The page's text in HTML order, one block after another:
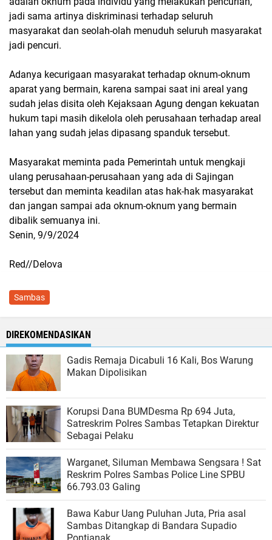
jadi sama artinya diskriminasi terhadap seluruh
masyarakat dan seolah-olah menuduh seluruh masyarakat
jadi pencuri.
Adanya kecurigaan masyarakat terhadap oknum-oknum
aparat yang bermain, karena sampai saat ini areal yang
sudah jelas disita oleh Kejaksaan Agung dengan kekuatan
hukum tapi masih dikelola oleh perusahaan terhadap areal
lahan yang sudah jelas dipasang spanduk tersebut.
Masyarakat meminta pada Pemerintah untuk mengkaji
ulang perusahaan-perusahaan yang ada di Sajingan
tersebut dan meminta keadilan atas hak-hak masyarakat
dan jangan sampai ada oknum-oknum yang bermain
dibalik semuanya ini.
Senin, 9/9/2024
Red//Delova
Sambas
DIREKOMENDASIKAN
Gadis Remaja Dicabuli 16 Kali, Bos Warung
Makan Dipolisikan
Korupsi Dana BUMDesma Rp 694 Juta,
Satreskrim Polres Sambas Tetapkan Direktur
Sebagai Pelaku
Warganet, Siluman Membawa Sengsara ! Sat
Reskrim Polres Sambas Police Line SPBU
66.793.03 Galing
Bawa Kabur Uang Puluhan Juta, Pria asal
Sambas Ditangkap di Bandara Supadio
Pontianak